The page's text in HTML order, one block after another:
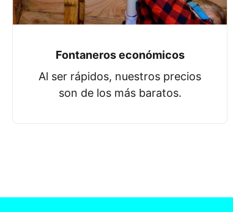
Fontaneros económicos
Al ser rápidos, nuestros precios
son de los más baratos.